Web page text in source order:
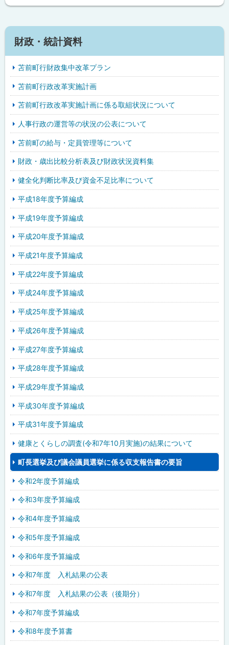
財政・統計資料
苫前町行財政集中改革プラン
苫前町行政改革実施計画
苫前町行政改革実施計画に係る取組状況について
人事行政の運営等の状況の公表について
苫前町の給与・定員管理等について
財政・歳出比較分析表及び財政状況資料集
健全化判断比率及び資金不足比率について
平成18年度予算編成
平成19年度予算編成
平成20年度予算編成
平成21年度予算編成
平成22年度予算編成
平成24年度予算編成
平成25年度予算編成
平成26年度予算編成
平成27年度予算編成
平成28年度予算編成
平成29年度予算編成
平成30年度予算編成
平成31年度予算編成
健康とくらしの調査(令和7年10月実施)の結果について
町長選挙及び議会議員選挙に係る収支報告書の要旨
令和2年度予算編成
令和3年度予算編成
令和4年度予算編成
令和5年度予算編成
令和6年度予算編成
令和7年度 入札結果の公表
令和7年度 入札結果の公表（後期分）
令和7年度予算編成
令和8年度予算書